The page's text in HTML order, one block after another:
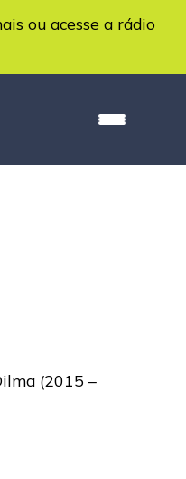
ou acesse a rádio
(2015 –